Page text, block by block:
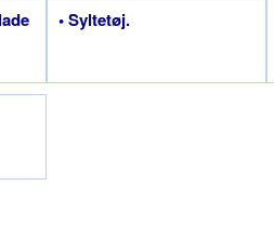
• Syltetøj.